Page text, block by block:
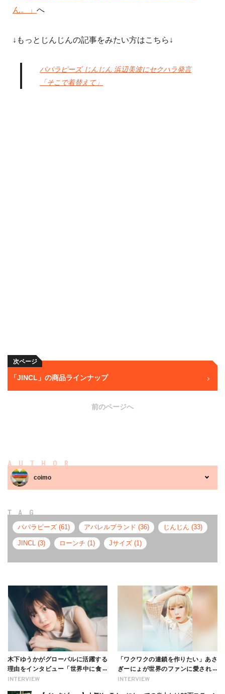
ん。」 へ
↓もっとじんじんの記事をみたい方はこちら↓
パパラピーズ じんじん 浜辺美波にセクハラ発言
「そこで着替えて」
次ページ
「JINCL」の商品ラインナップ
前のページへ
AUTHOR
coimo
TAG
パパラピーズ (61) アパレルブランド (36) じんじん (33)
JINCL (3) ローンチ (1) Jサイズ (1)
INTERVIEW
木下ゆうかがグローバルに活躍する
理由をインタビュー「世界中に食べ
る幸せを伝えたい」新事務所加入に
INTERVIEW
「ワクワクの連鎖を作りたい」あさ
ぎーにょが世界のファンに愛される
理由【インタビュー】